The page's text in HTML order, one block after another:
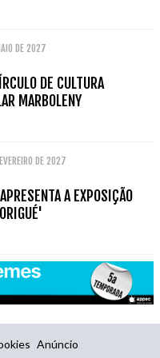
DE 2027
DE CULTURA
MARBOLENY
DE 2027
A EXPOSIÇÃO
Anúncio